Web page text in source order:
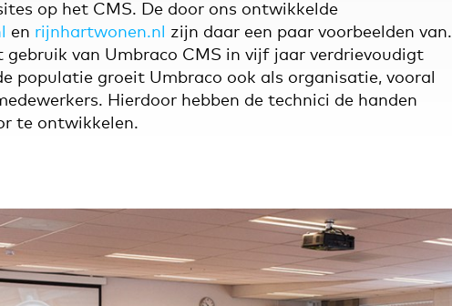
op het CMS. De door ons ontwikkelde
en rijnhartwonen.nl
zijn daar een paar voorbeelden van.
gebruik van Umbraco CMS in vijf jaar verdrievoudigt
populatie groeit Umbraco ook als organisatie, vooral
Hierdoor hebben de technici de handen
te ontwikkelen.